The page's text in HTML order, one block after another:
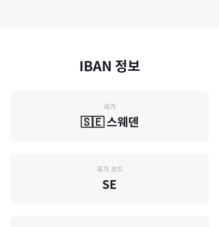
IBAN 정보
국가
🇸🇪 스웨덴
국가 코드
SE